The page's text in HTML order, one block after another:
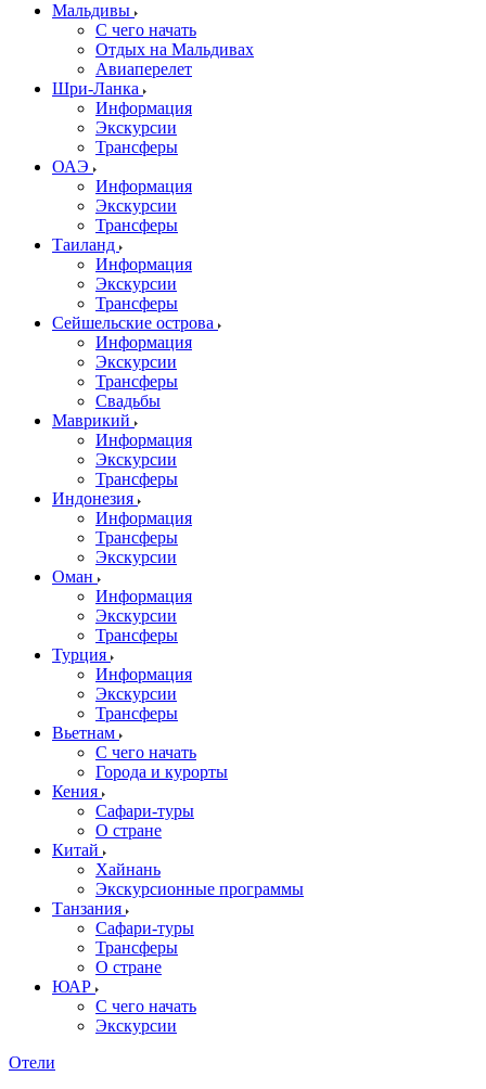
Мальдивы
С чего начать
Отдых на Мальдивах
Авиаперелет
Шри-Ланка
Информация
Экскурсии
Трансферы
ОАЭ
Информация
Экскурсии
Трансферы
Таиланд
Информация
Экскурсии
Трансферы
Сейшельские острова
Информация
Экскурсии
Трансферы
Свадьбы
Маврикий
Информация
Экскурсии
Трансферы
Индонезия
Информация
Трансферы
Экскурсии
Оман
Информация
Экскурсии
Трансферы
Турция
Информация
Экскурсии
Трансферы
Вьетнам
С чего начать
Города и курорты
Кения
Сафари-туры
О стране
Китай
Хайнань
Экскурсионные программы
Танзания
Сафари-туры
Трансферы
О стране
ЮАР
С чего начать
Экскурсии
Отели